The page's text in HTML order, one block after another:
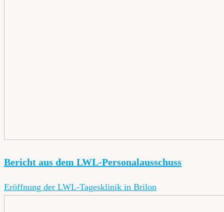
Bericht aus dem LWL-Personalausschuss
Eröffnung der LWL-Tagesklinik in Brilon